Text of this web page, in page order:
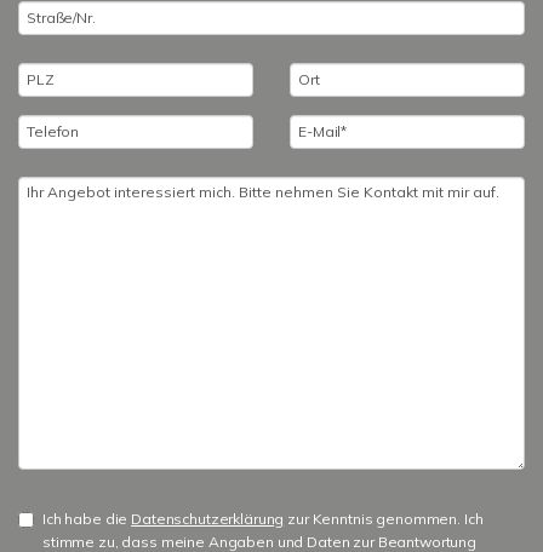
Ich habe die Datenschutzerklärung zur Kenntnis genommen. Ich
stimme zu, dass meine Angaben und Daten zur Beantwortung